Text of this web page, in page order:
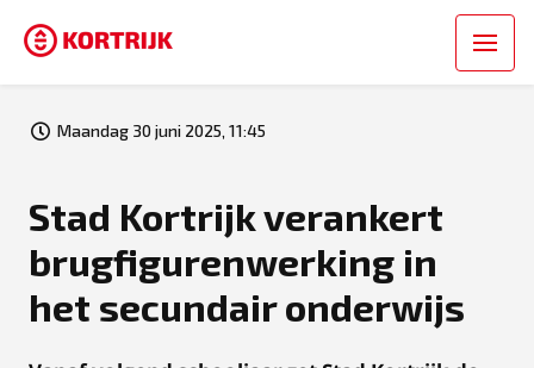
Maandag 30 juni 2025, 11:45
Stad Kortrijk verankert
brugfigurenwerking in
het secundair onderwijs